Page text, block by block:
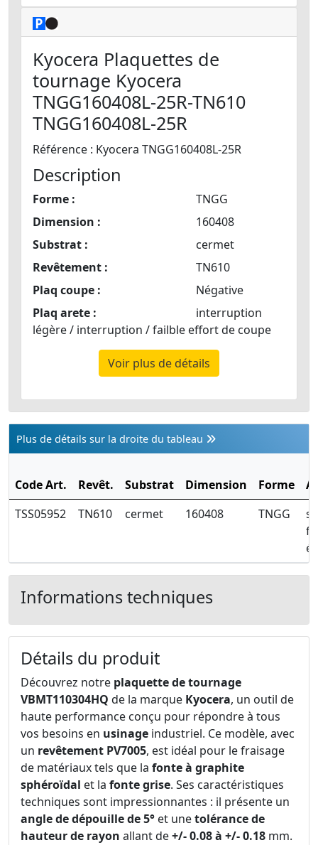
Kyocera Plaquettes de
tournage Kyocera
TNGG160408L-25R-TN610
TNGG160408L-25R
Référence : Kyocera TNGG160408L-25R
Description
Forme :
TNGG
Dimension :
160408
Substrat :
cermet
Revêtement :
TN610
Plaq coupe :
Négative
Plaq arete :
interruption
légère / interruption / failble effort de coupe
Voir plus de détails
Plus de détails sur la droite du tableau
Code Art. Revêt. Substrat Dimension Forme
TSS05952
TN610 cermet 160408 TNGG
Informations techniques
Détails du produit
Découvrez notre plaquette de tournage
VBMT110304HQ de la marque Kyocera, un outil de
haute performance conçu pour répondre à tous
vos besoins en usinage industriel. Ce modèle, avec
un revêtement PV7005, est idéal pour le fraisage
de matériaux tels que la fonte à graphite
sphéroïdal et la fonte grise. Ses caractéristiques
techniques sont impressionnantes : il présente un
angle de dépouille de 5° et unetolérance de
hauteur de rayon allant de+/- 0.08 à +/- 0.18 mm.